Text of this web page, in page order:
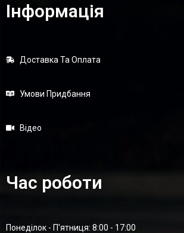
L1=675мм, 2 Шруса 100мм, DSAD-
Інформація
Доставка Та Оплата
Умови Придбання
Відео
Час роботи
Понеділок - П'ятниця: 8:00 - 17:00